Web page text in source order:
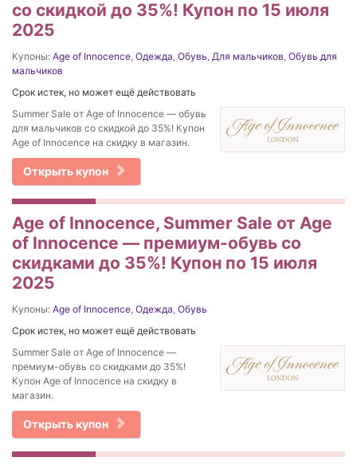
со скидкой до 35%! Купон по 15 июля
2025
Купоны: Age of Innocence, Одежда, Обувь, Для мальчиков, Обувь для
мальчиков
Срок истек, но может ещё действовать
Summer Sale от Age of Innocence — обувь
для мальчиков со скидкой до 35%! Купон
Age of Innocence на скидку в магазин.
Открыть купон
Age of Innocence, Summer Sale от Age
of Innocence — премиум-обувь со
скидками до 35%! Купон по 15 июля
2025
Купоны: Age of Innocence, Одежда, Обувь
Срок истек, но может ещё действовать
Summer Sale от Age of Innocence —
премиум-обувь со скидками до 35%!
Купон Age of Innocence на скидку в
магазин.
Открыть купон